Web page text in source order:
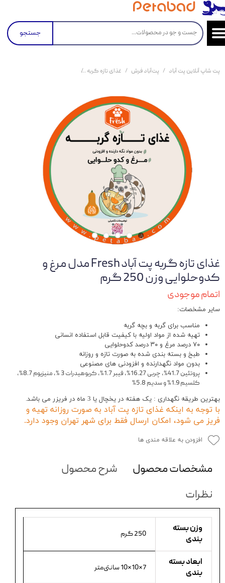
جستجو
پت شاپ آنلاین پت آباد پت‌آباد فرش غذای تازه گربه
غذای تازه گربه پت آباد Fresh مدل مرغ و
کدوحلوایی وزن 250 گرم
اتمام موجودی
سایر مشخصات:
مناسب برای گربه و بچه گربه
تهیه شده از مواد اولیه با کیفیت قابل استفاده انسانی
۷۰ درصد مرغ و ۳۰ درصد کدوحلوایی
طبخ و بسته بندی شده به صورت تازه و روزانه
بدون مواد نگهدارنده و افزودنی های مصنوعی
پروتئین 41.7%، چربی 16.27%، فیبر 1.7%، کربوهیدرات 3 %، منیزیوم 8.7%،
کلسیم 1.9% و سدیم 5.8%
بهترین طریقه نگهداری : یک هفته در یخچال یا 3 ماه در فریزر می باشد.
با توجه به اینکه غذای تازه پت آباد به صورت روزانه تهیه و
فریز می شود، امکان ارسال فقط برای شهر تهران وجود دارد.
افزودن به علاقه مندی ها
مشخصات محصول
شرح محصول
نظرات
وزن بسته
بندی
250 گرم
ابعاد بسته
بندی
7×10×10 سانتی‌متر